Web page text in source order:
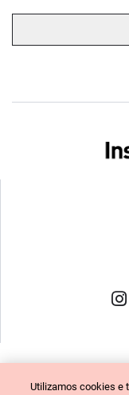
Utilizamos cookies e